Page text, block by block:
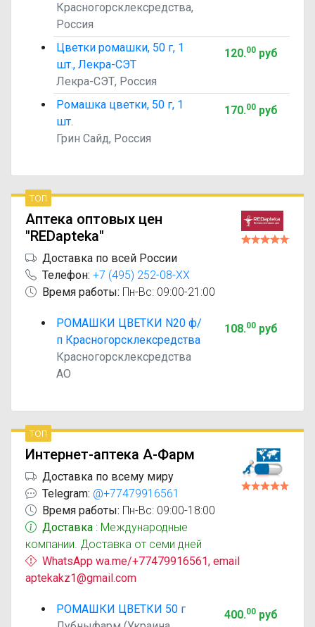
Красногорсклексредства,
Россия
Цветки ромашки, 50 г, 1
шт., Лекра-СЭТ
Лекра-СЭТ, Россия
120.00руб
Ромашка цветки, 50 г, 1
шт.
Грин Сайд, Россия
170.00руб
топ
Аптека оптовых цен
"REDapteka"
Доставка по всей России
Телефон: +7 (495) 252-08-XX
Время работы: Пн-Вс: 09:00-21:00
РОМАШКИ ЦВЕТКИ N20 ф/
п Красногорсклексредства
Красногорсклексредства
АО
108.00руб
топ
Интернет-аптека А-Фарм
Доставка по всему миру
Telegram: @+77479916561
Время работы: Пн-Вс: 09:00-18:00
Доставка : Международные
компании. Доставка от семи дней
WhatsApp wa.me/+77479916561, email
aptekakz1@gmail.com
РОМАШКИ ЦВЕТКИ 50 г
400.00руб